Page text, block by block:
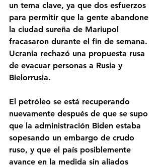
un tema clave, ya que dos esfuerzos
para permitir que la gente abandone
la ciudad sureña de Mariupol
fracasaron durante el fin de semana.
Ucrania rechazó una propuesta rusa
de evacuar personas a Rusia y
Bielorrusia.
El petróleo se está recuperando
nuevamente después de que se supo
que la administración Biden estaba
sopesando un embargo de crudo
ruso, y que el país posiblemente
avance en la medida sin aliados